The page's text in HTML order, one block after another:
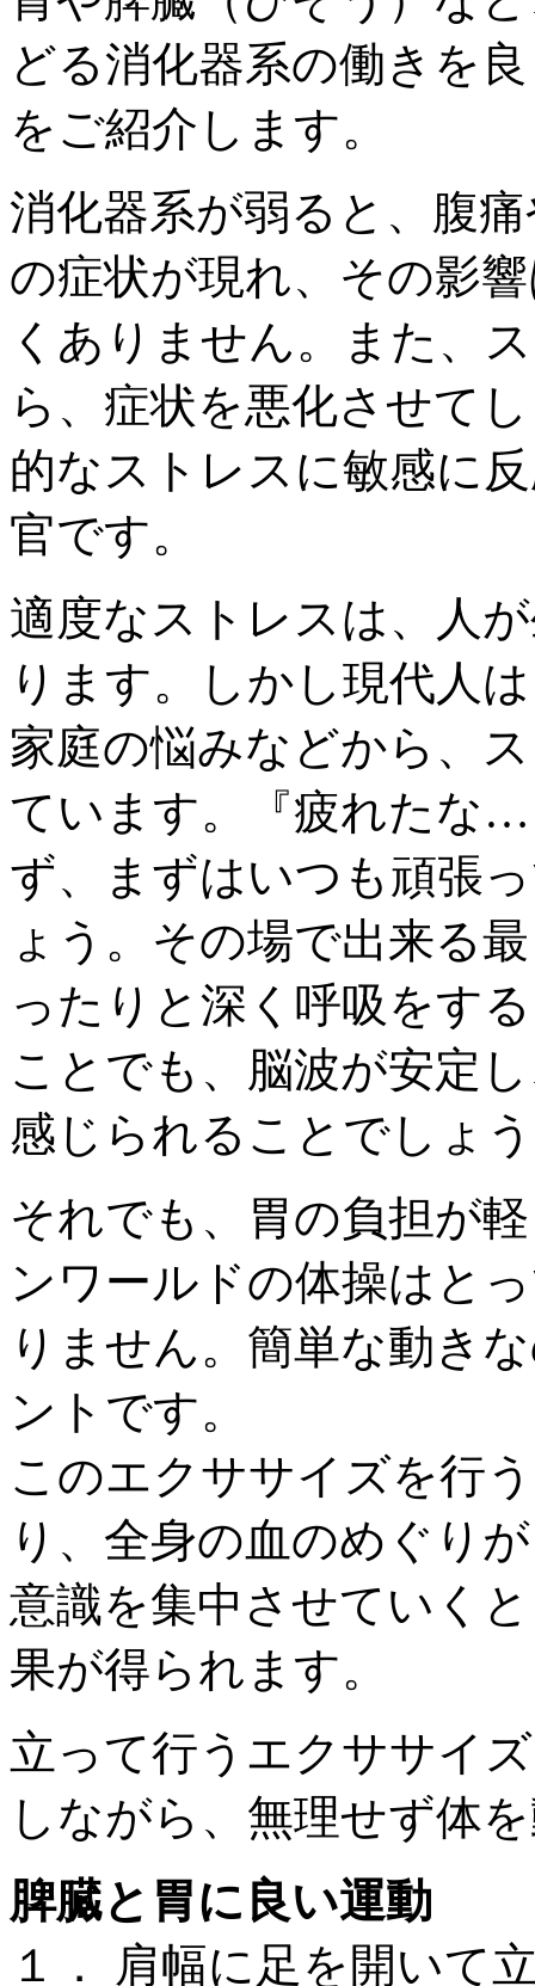
どる消化器系の働きを
をご紹介します。
消化器系が弱ると、腹
の症状が現れ、その影
くありません。また、
ら、症状を悪化させて
的なストレスに敏感に
官です。
適度なストレスは、人
ります。しかし現代人
家庭の悩みなどから、
ています。『疲れたな
ず、まずはいつも頑張
ょう。その場で出来る
ったりと深く呼吸をす
ことでも、脳波が安定
感じられることでしょ
それでも、胃の負担が
ンワールドの体操はと
りません。簡単な動き
ントです。
このエクササイズを行
り、全身の血のめぐり
意識を集中させていく
果が得られます。
立って行うエクササイ
しながら、無理せず体
脾臓と胃に良い運動
１． 肩幅に足を開いて